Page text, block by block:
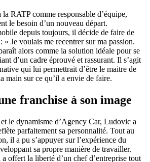
la RATP comme responsable d’équipe,
le besoin d’un nouveau départ.
depuis toujours, il décide de faire de
« Je voulais me recentrer sur ma passion.
alors comme la solution idéale pour se
d’un cadre éprouvé et rassurant. Il s’agit
qui lui permettrait d’être le maitre de
main sur ce qu’il a envie de faire.
franchise à son image
le dynamisme d’Agency Car, Ludovic a
parfaitement sa personnalité. Tout au
il a pu s’appuyer sur l’expérience du
sa propre manière de travailler.
offert la liberté d’un chef d’entreprise tout